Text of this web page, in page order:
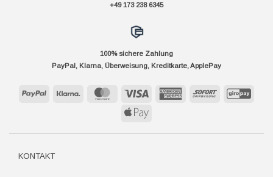
+49 173 238 6345
100% sichere Zahlung
PayPal, Klarna, Überweisung, Kreditkarte, ApplePay
PayPal Klarna MasterCard Visa
AmericanSofort
Apple
KONTAKT